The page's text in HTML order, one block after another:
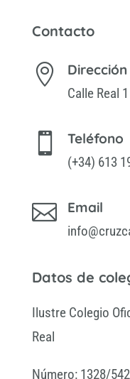
Contacto
 Dirección
Calle Real
 Teléfono
(+34) 613
 Email
Datos de
Ilustre Colegio
Real
Número: 1328/